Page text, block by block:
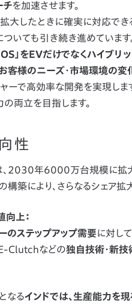
チを加速させます。
したときに確実に対応できる
いても引き続き進めています
」をEVだけでなくハイブリ
お客様のニーズ・市場環境の
ーで高効率な開発を実現し
両立を目指します。
性
2030年6000万台規模に拡大
築により、さらなるシェア拡
向上：
のステップアップ需要に対し
Clutchなどの独自技術・新技
なるインドでは、生産能力